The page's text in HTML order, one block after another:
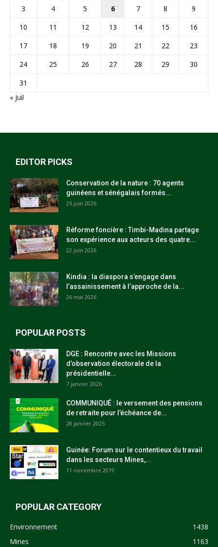
3
4 5 6 7 8
9
10
11 12 13 14 15
16
17
18 19 20 21 22
23
24
25 26 27 28 29
30
31
« Juil
EDITOR PICKS
Conservation de la nature : 70 agents
guinéens et sénégalais formés...
25 juin 2026
Réforme foncière : Timbi-Madina partage
son expérience aux acteurs des quatre...
22 juin 2026
Kindia : la diaspora s’engage dans
l’assainissement à l’approche de la...
26 mai 2026
POPULAR POSTS
DGE : Rencontre avec les Missions
d’observation électorale de la
présidentielle...
7 janvier 2026
COMMUNIQUÉ : le versement des pensions
de retraite pour l’échéance de...
28 janvier 2025
Guinée: Forum sur le contentieux du travail
dans les secteurs Mines,...
11 novembre 2019
POPULAR CATEGORY
Environnement
1438
Mines
1163